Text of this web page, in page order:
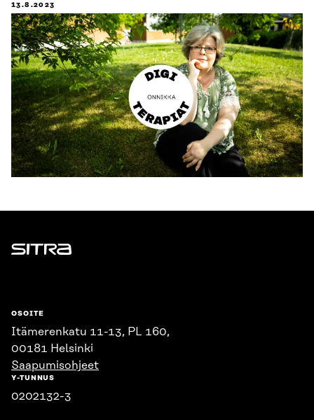
13.8.2023
Sitra
OSOITE
Itämerenkatu 11-13, PL 160,
00181 Helsinki
Saapumisohjeet
Y-TUNNUS
0202132-3